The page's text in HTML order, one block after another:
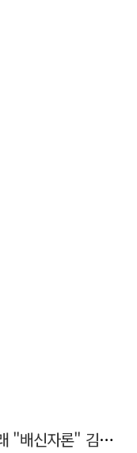
민주당 제주 연설회 난타전…정청래 "배신자론" 김민석 "관리 무능"